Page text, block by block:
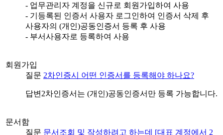
- 업무관리자 계정을 신규로 회원가입하여 사용
- 기등록된 인증서 사용자 로그인하여 인증서 삭제 후
사용자의 (개인)공동인증서 등록 후 사용
- 부서사용자로 등록하여 사용
회원가입
질문 2차인증시 어떤 인증서를 등록해야 하나요?
답변 2차인증서는 (개인)공동인증서만 등록 가능합니다.
문서함
질문 문서조회 및 작성하려고 하는데 [대표 계정에서 2